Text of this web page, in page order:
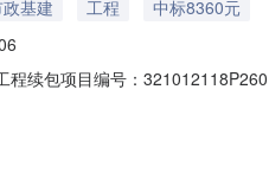
基建 工程
中标8360元
程续包项目编号：
都区大桥镇农村产权交易服务中